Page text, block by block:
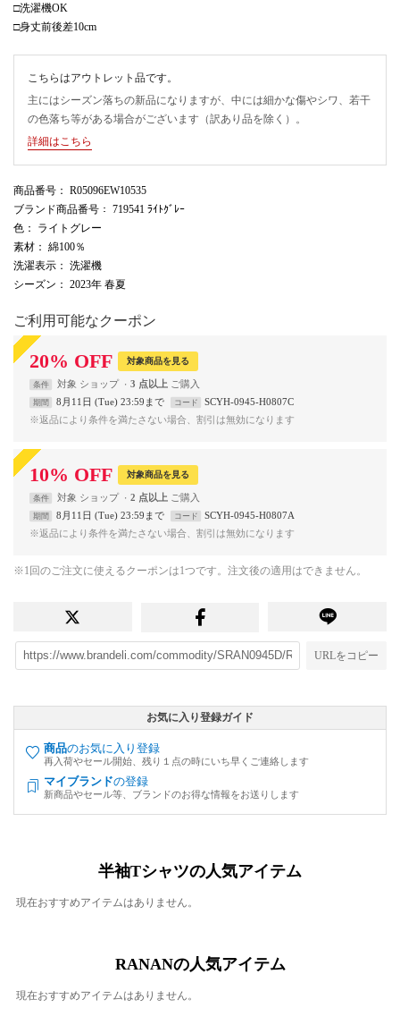
□洗濯機OK
□身丈前後差10cm
こちらはアウトレット品です。
主にはシーズン落ちの新品になりますが、中には細かな傷やシワ、若干
の色落ち等がある場合がございます（訳あり品を除く）。
詳細はこちら
商品番号 ： R05096EW10535
ブランド商品番号 ： 719541 ﾗｲﾄｸﾞﾚｰ
色 ： ライトグレー
素材 ： 綿100％
洗濯表示 ： 洗濯機
シーズン ： 2023年 春夏
ご利用可能なクーポン
20% OFF 対象商品を見る
条件 対象 ショップ 3 点以上
期間 8月11日 (Tue) 23:59まで コード
SCYH-0945-H0807C
※返品により条件を満たさない場合、割引は無効になります
10% OFF 対象商品を見る
条件 対象 ショップ 2 点以上
期間 8月11日 (Tue) 23:59まで コード
SCYH-0945-H0807A
※返品により条件を満たさない場合、割引は無効になります
※1回のご注文に使えるクーポンは1つです。注文後の適用はできません。
URLをコピー
お気に入り登録ガイド
商品のお気に入り登録
再入荷やセール開始、残り１点の時にいち早くご連絡します
マイブランドの登録
新商品やセール等、ブランドのお得な情報をお送りします
半袖Tシャツの人気アイテム
現在おすすめアイテムはありません。
RANANの人気アイテム
現在おすすめアイテムはありません。